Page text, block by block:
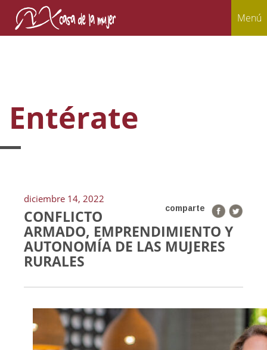
Menú
Entérate
diciembre 14, 2022
comparte
CONFLICTO
ARMADO, EMPRENDIMIENTO Y
AUTONOMÍA DE LAS MUJERES
RURALES